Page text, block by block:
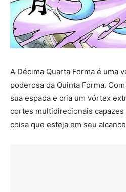
A Décima Quarta Forma é uma
poderosa da Quinta Forma.
sua espada e cria um vórtex
cortes multidirecionais
coisa que esteja em seu